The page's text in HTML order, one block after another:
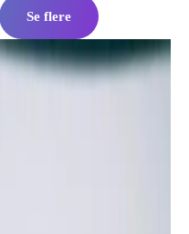
Se flere